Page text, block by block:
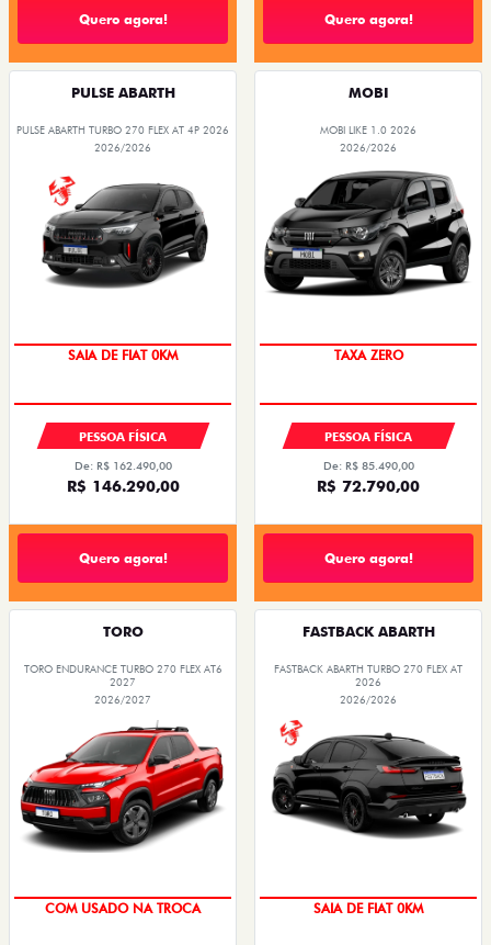
Quero agora! Quero agora!
PULSE ABARTH
PULSE ABARTH TURBO 270 FLEX AT 4P 2026
2026/2026
SAIA DE FIAT 0KM
PESSOA FÍSICA
De: R$ 162.490,00
R$ 146.290,00
Quero agora!
MOBI
MOBI LIKE 1.0 2026
2026/2026
TAXA ZERO
PESSOA FÍSICA
De: R$ 85.490,00
R$ 72.790,00
Quero agora!
TORO
TORO ENDURANCE TURBO 270 FLEX AT6
2027
2026/2027
COM USADO NA TROCA
FASTBACK ABARTH
FASTBACK ABARTH TURBO 270 FLEX AT
2026
2026/2026
SAIA DE FIAT 0KM